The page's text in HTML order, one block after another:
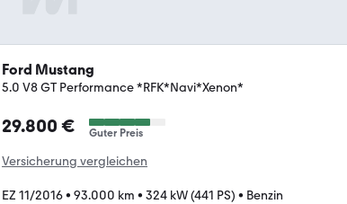
Ford Mustang
5.0 V8 GT Performance *RFK*Navi*Xenon*
29.800 € Guter Preis
Versicherung vergleichen
EZ 11/2016• 93.000 km • 324 kW (441 PS) • Benzin